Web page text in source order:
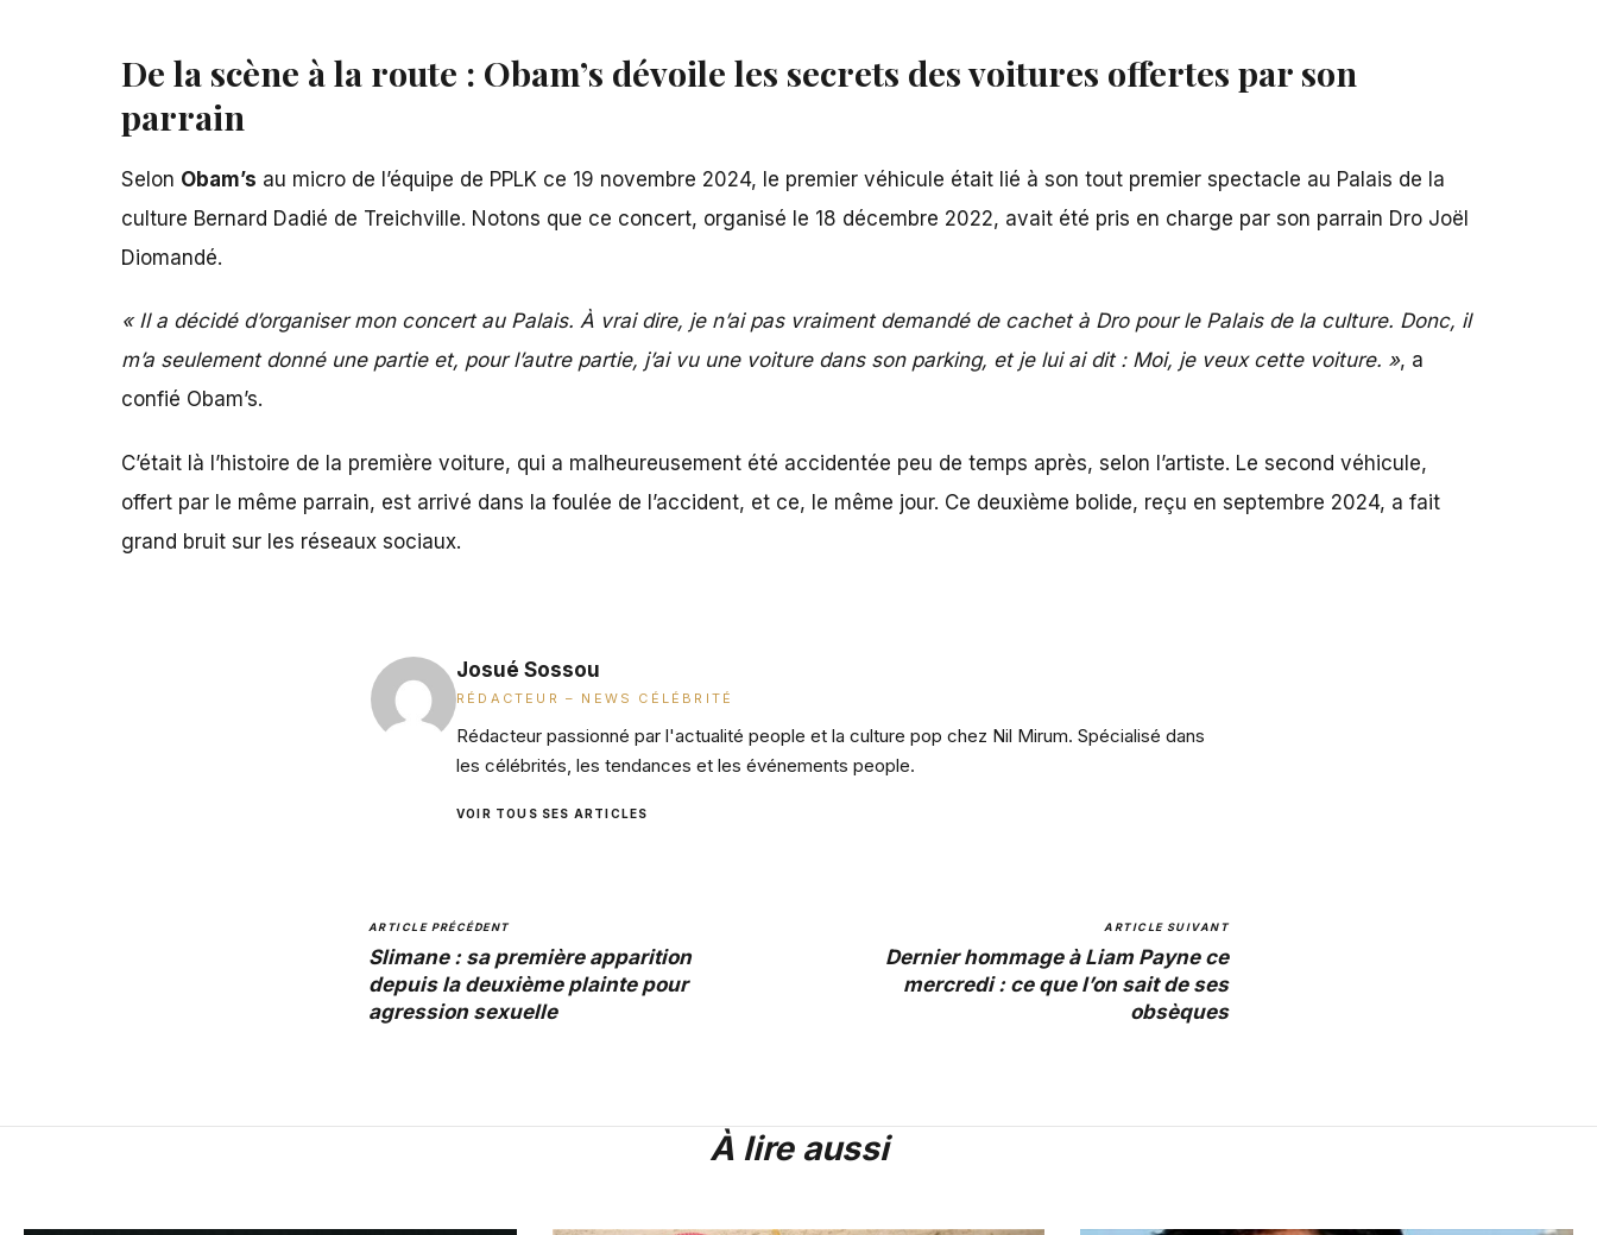
De la scène à la route : Obam’s dévoile les secrets des voitures offertes par son
parrain
Selon Obam’s au micro de l’équipe de PPLK ce 19 novembre 2024, le premier véhicule était lié à son tout premier spectacle au Palais de la
culture Bernard Dadié de Treichville. Notons que ce concert, organisé le 18 décembre 2022, avait été pris en charge par son parrain Dro Joël
Diomandé.
« Il a décidé d’organiser mon concert au Palais. À vrai dire, je n’ai pas vraiment demandé de cachet à Dro pour le Palais de la culture. Donc, il
m’a seulement donné une partie et, pour l’autre partie, j’ai vu une voiture dans son parking, et je lui ai dit : Moi, je veux cette voiture. », a
confié Obam’s.
C’était là l’histoire de la première voiture, qui a malheureusement été accidentée peu de temps après, selon l’artiste. Le second véhicule,
offert par le même parrain, est arrivé dans la foulée de l’accident, et ce, le même jour. Ce deuxième bolide, reçu en septembre 2024, a fait
grand bruit sur les réseaux sociaux.
Josué Sossou
RÉDACTEUR – NEWS CÉLÉBRITÉ
Rédacteur passionné par l'actualité people et la culture pop chez Nil Mirum. Spécialisé dans
les célébrités, les tendances et les événements people.
VOIR TOUS SES ARTICLES
ARTICLE PRÉCÉDENT
Slimane : sa première apparition
depuis la deuxième plainte pour
agression sexuelle
ARTICLE SUIVANT
Dernier hommage à Liam Payne ce
mercredi : ce que l’on sait de ses
obsèques
À lire aussi